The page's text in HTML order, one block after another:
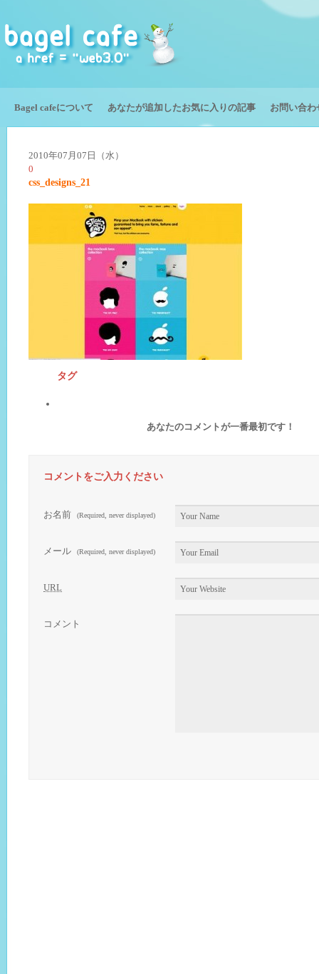
Bagel cafeについて あなたが追加したお気に入りの記事 お問い合わ
2010年07月07日（水）
0
css_designs_21
タグ
あなたのコメントが一番最初です！
コメントをご入力ください
お名前 (Required, never displayed)
メール (Required, never displayed)
URL
コメント